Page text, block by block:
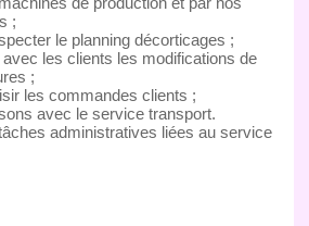
;
le planning décorticages ;
les clients les modifications de
;
les commandes clients ;
avec le service transport.
administratives liées au service